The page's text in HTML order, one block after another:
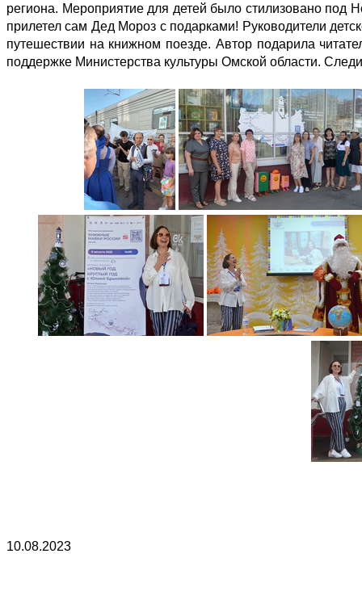
региона. Мероприятие для детей было стилизовано под
прилетел сам Дед Мороз с подарками! Руководители
путешествии на книжном поезде. Автор подарила
поддержке Министерства культуры Омской области.
10.08.2023